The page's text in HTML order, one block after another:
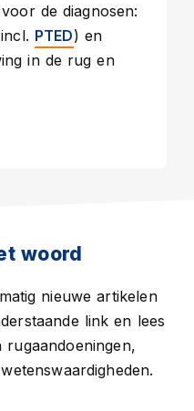
de diagnosen:
PTED) en
in de rug en
woord
nieuwe artikelen
link en lees